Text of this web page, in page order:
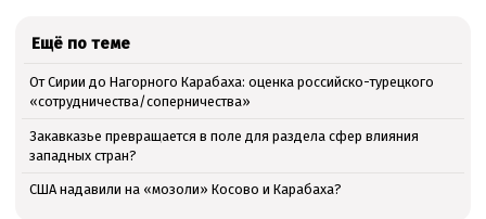
Ещё по теме
От Сирии до Нагорного Карабаха: оценка российско-турецкого
«сотрудничества/соперничества»
Закавказье превращается в поле для раздела сфер влияния
западных стран?
США надавили на «мозоли» Косово и Карабаха?